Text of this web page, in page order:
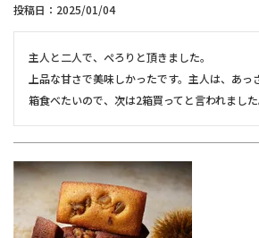
投稿日 2025/01/04
主人と二人で、ぺろりと頂きました。
上品な甘さで美味しかったです。主人は、あっ
箱食べたいので、次は2箱買ってと言われまし